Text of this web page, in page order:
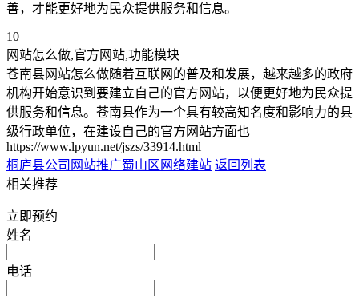
善，才能更好地为民众提供服务和信息。
10
网站怎么做,官方网站,功能模块
苍南县网站怎么做随着互联网的普及和发展，越来越多的政府
机构开始意识到要建立自己的官方网站，以便更好地为民众提
供服务和信息。苍南县作为一个具有较高知名度和影响力的县
级行政单位，在建设自己的官方网站方面也
https://www.lpyun.net/jszs/33914.html
桐庐县公司网站推广蜀山区网络建站 返回列表
相关推荐
立即预约
姓名
电话